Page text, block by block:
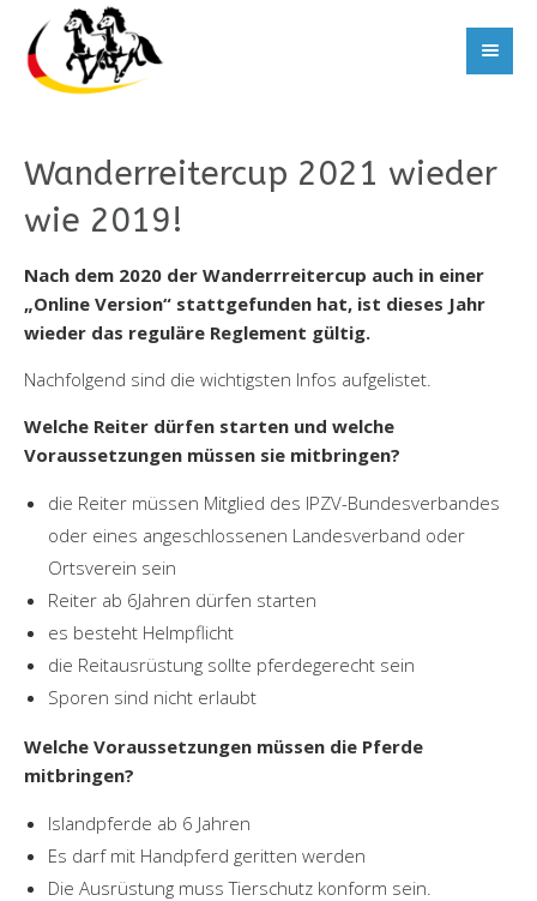
Wanderreitercup 2021 wieder
wie 2019!
Nach dem 2020 der Wanderrreitercup auch in einer
„Online Version“ stattgefunden hat, ist dieses Jahr
wieder das reguläre Reglement gültig.
Nachfolgend sind die wichtigsten Infos aufgelistet.
Welche Reiter dürfen starten und welche
Voraussetzungen müssen sie mitbringen?
die Reiter müssen Mitglied des IPZV-Bundesverbandes
oder eines angeschlossenen Landesverband oder
Ortsverein sein
Reiter ab 6Jahren dürfen starten
es besteht Helmpflicht
die Reitausrüstung sollte pferdegerecht sein
Sporen sind nicht erlaubt
Welche Voraussetzungen müssen die Pferde
mitbringen?
Islandpferde ab 6 Jahren
Es darf mit Handpferd geritten werden
Die Ausrüstung muss Tierschutz konform sein.